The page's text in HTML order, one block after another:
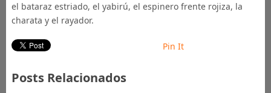
el bataraz estriado, el yabirú, el espinero frente rojiza, la
charata y el rayador.
Pin It
Posts Relacionados